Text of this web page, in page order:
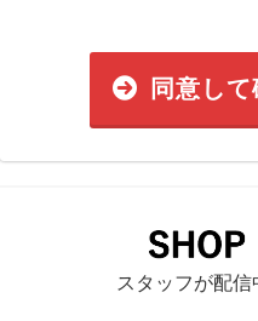
同意し
スタッフが配